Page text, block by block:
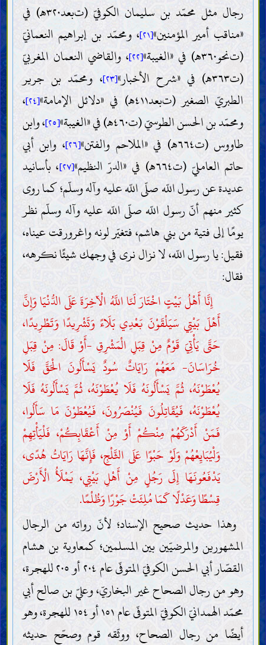
رجال مثل محمّد بن سليمان الكوفيّ (ت‌بعد٣٢٠هـ) في
«مناقب أمير المؤمنين»[٢١] ، ومحمّد بن إبراهيم النعمانيّ
(ت‌نحو٣٦٠هـ) في «الغيبة»
[٢٢] ، والقاضي النعمان المغربيّ
(ت٣٦٣هـ) في «شرح الأخبار»
[٢٣]
، ومحمّد بن جرير
الطبريّ الصغير (ت‌بعد٤١١هـ) في «دلائل الإمامة»
[٢٤]
،
ومحمّد بن الحسن الطوسيّ (ت٤٦٠هـ) في «الغيبة»
[٢٥]
، وابن
طاووس (ت٦٦٤هـ) في «الملاحم والفتن»
[٢٦]
، وابن أبي
حاتم العامليّ (ت٦٦٤هـ) في «الدرّ النظيم»
[٢٧]
، بأسانيد
عديدة عن رسول اللّه صلّى اللّه عليه وآله وسلّم؛ كما روى
كثير منهم أنّ رسول اللّه صلّى اللّه عليه وآله وسلّم نظر
يومًا إلى فتية من بني هاشم، فتغيّر لونه واغرورقت عيناه،
فقيل: يا رسول اللّه، لا نزال نرى في وجهك شيئًا نكرهه،
فقال:
إِنَّا أَهْلُ بَيْتٍ اخْتَارَ لَنَا اللَّهُ الْآخِرَةَ عَلَى الدُّنْيَا وَإِنَّ
أَهْلَ بَيْتِي سَيَلْقَوْنَ بَعْدِي بَلَاءً وَتَشْرِيدًا وَتَطْرِيدًا،
حَتَّى يَأْتِيَ قَوْمٌ مِنْ قِبَلِ الْمَشْرِقِ -أَوْ قَالَ: مِنْ قِبَلِ
خُرَاسَانَ- مَعَهُمْ رَايَاتٌ سُودٌ يَسْأَلُونَ الْحَقَّ فَلَا
يُعْطَوْنَهُ، ثُمَّ يَسْأَلُونَهُ فَلَا يُعْطَوْنَهُ، ثُمَّ يَسْأَلُونَهُ فَلَا
يُعْطَوْنَهُ، فَيُقَاتِلُونَ فَيُنْصَرُونَ، فَيُعْطَوْنَ مَا سَأَلُوا،
فَمَنْ أَدْرَكَهُمْ مِنْكُمْ أَوْ مِنْ أَعْقَابِكُمْ، فَلْيَأْتِهِمْ
وَلْيُبَايِعْهُمْ وَلَوْ حَبْوًا عَلَى الثَّلْجِ، فَإِنَّهَا رَايَاتُ هُدًى،
يَدْفَعُونَهَا إِلَى رَجُلٍ مِنْ أَهْلِ بَيْتِي، يَمْلَأُ الْأَرْضَ
قِسْطًا وَعَدْلًا كَمَا مُلِئَتْ جَوْرًا وَظُلْمًا.
وهذا حديث صحيح الإسناد؛ لأنّ رواته من الرجال
المشهورين والمرضيّين بين المسلمين؛ كمعاوية بن هشام
القصّار أبي الحسن الكوفيّ المتوفّى عام ٢٠٤ أو ٢٠٥ للهجرة،
وهو من رجال الصحاح غير البخاريّ، وعليّ بن صالح أبي
محمّد الهمدانيّ الكوفيّ المتوفّى عام ١٥١ أو ١٥٤ للهجرة، وهو
أيضًا من رجال الصحاح، ووثّقه قوم وصحّح حديثه